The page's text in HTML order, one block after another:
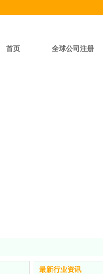
首页 全球公司注册
最新行业资讯